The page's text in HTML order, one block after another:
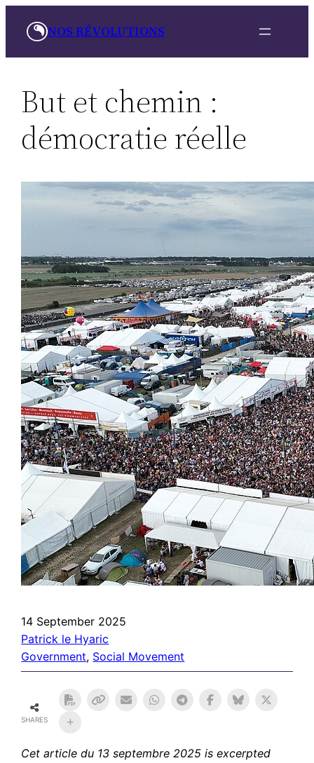
NOS RÉVOLUTIONS
But et chemin :
démocratie réelle
14 September 2025
Patrick le Hyaric
Government, Social Movement
SHARES
Cet article du 13 septembre 2025 is excerpted